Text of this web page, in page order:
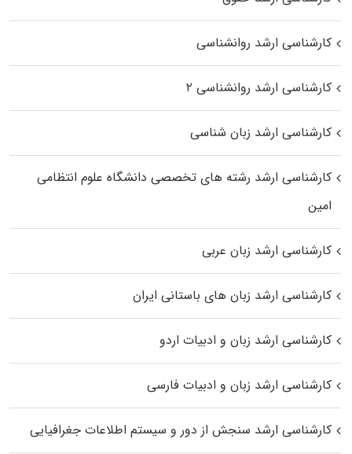
کارشناسی ارشد روانشناسی
کارشناسی ارشد روانشناسی ۲
کارشناسی ارشد زبان شناسی
کارشناسی ارشد رﺷﺘﻪ ﻫﺎی تخصصی داﻧﺸﮕﺎه ﻋﻠﻮم انتظامی
اﻣﻴﻦ
کارشناسی ارشد زبان عربی
کارشناسی ارشد زبان‌ های باستانی ایران
کارشناسی ارشد زبان و ادبیات اردو
کارشناسی ارشد زبان و ادبیات فارسی
کارشناسی ارشد سنجش از دور و سیستم اطلاعات جغرافیایی